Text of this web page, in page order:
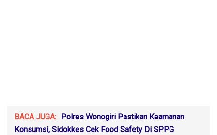
BACA JUGA:
Polres Wonogiri Pastikan Keamanan
Konsumsi, Sidokkes Cek Food Safety Di SPPG